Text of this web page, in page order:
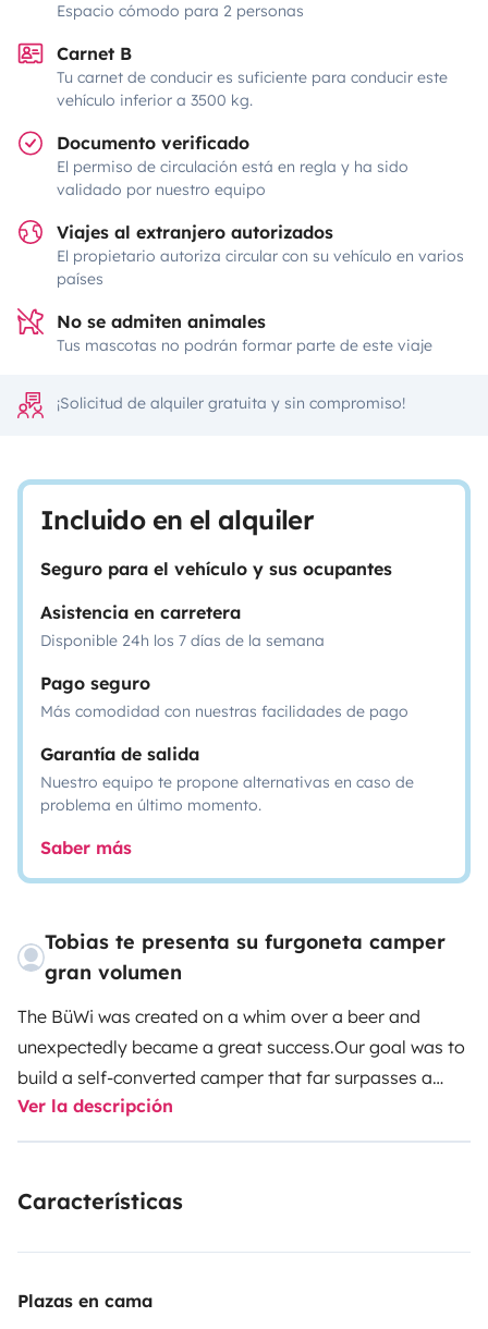
Espacio cómodo para 2 personas
Carnet B
Tu carnet de conducir es suficiente para conducir este
vehículo inferior a 3500 kg.
Documento verificado
El permiso de circulación está en regla y ha sido
validado por nuestro equipo
Viajes al extranjero autorizados
El propietario autoriza circular con su vehículo en varios
países
No se admiten animales
Tus mascotas no podrán formar parte de este viaje
¡Solicitud de alquiler gratuita y sin compromiso!
Incluido en el alquiler
Seguro para el vehículo y sus ocupantes
Asistencia en carretera
Disponible 24h los 7 días de la semana
Pago seguro
Más comodidad con nuestras facilidades de pago
Garantía de salida
Nuestro equipo te propone alternativas en caso de
problema en último momento.
Saber más
Tobias te presenta su furgoneta camper
gran volumen
The BüWi was created on a whim over a beer and
unexpectedly became a great success.Our goal was to
build a self-converted camper that far surpasses a
purchased motorhome in terms of features and
autonomy. With our bus, you are at home not only on
shines a little on the roof, you have gas and electricity
to the North Cape, you won't lack for
Ver la descripción
Características
Plazas en cama